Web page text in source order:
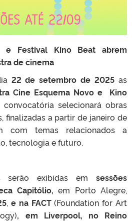
e Festival Kino Beat abrem
de cinema
22 de setembro de 2025 as
Cine Esquema Novo e Kino
convocatória selecionará obras
finalizadas a partir de janeiro de
com temas relacionados a
tecnologia e futuro.
serão exibidas em sessões
Capitólio,em Porto Alegre,
, e na FACT(Foundation for Art
, em Liverpool, no Reino